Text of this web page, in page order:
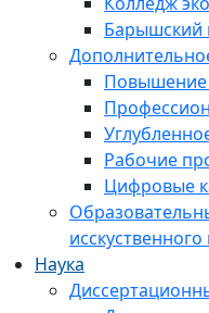
Барышский
Повышение
Рабочие
Цифровые
исскуственного
Наука